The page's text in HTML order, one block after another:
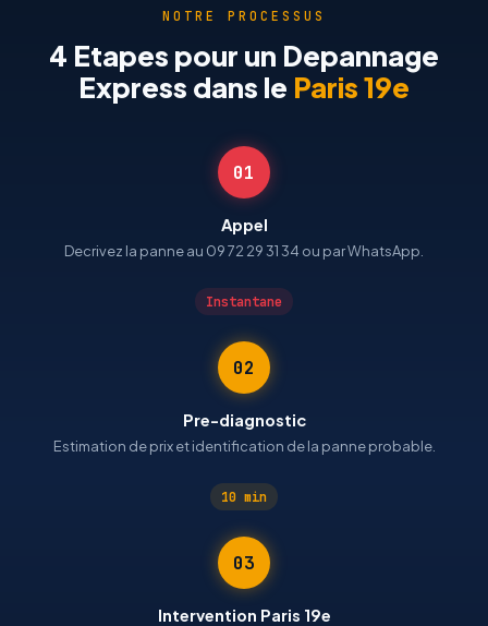
NOTRE PROCESSUS
4 Etapes pour un Depannage
Express dans le Paris 19e
01
Appel
Decrivez la panne au 09 72 29 31 34 ou par WhatsApp.
Instantane
02
Pre-diagnostic
Estimation de prix et identification de la panne probable.
10 min
03
Intervention Paris 19e